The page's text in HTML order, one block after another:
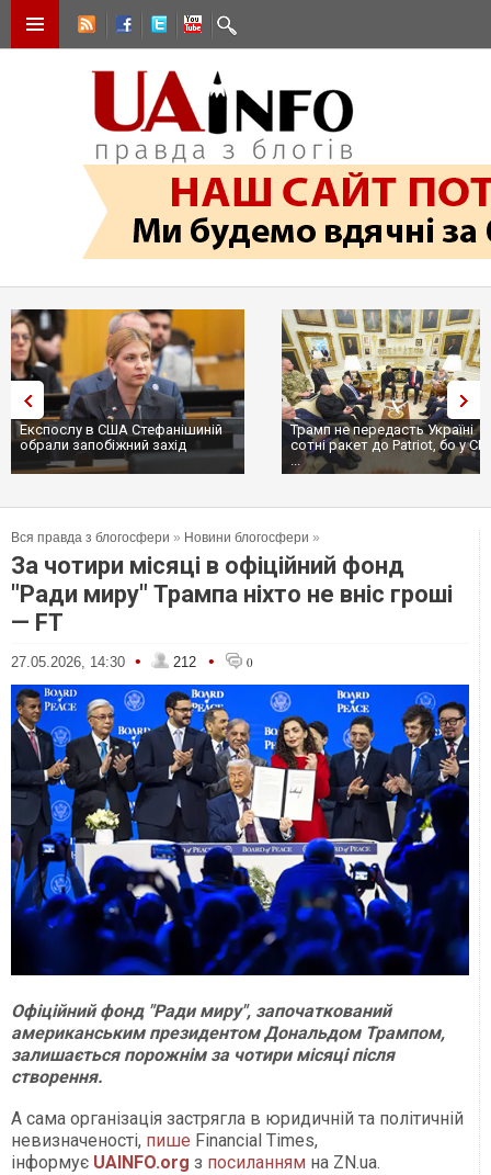
Експослу в США Стефанішиній
обрали запобіжний захід
Трамп не передасть Україні
сотні ракет до Patriot, бо у
...
Вся правда з блогосфери » Новини блогосфери »
За чотири місяці в офіційний фонд
"Ради миру" Трампа ніхто не вніс гроші
— FT
27.05.2026, 14:30 • 212 • 0
Офіційний фонд "Ради миру", започаткований
американським президентом Дональдом Трампом,
залишається порожнім за чотири місяці після
створення.
А сама організація застрягла в юридичній та політичній
невизначеності, пише Financial Times,
інформує UAINFO.org з посиланням на ZN.ua.